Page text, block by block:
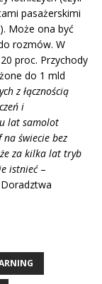
pasażerskimi
Może ona być
rozmów. W
proc. Przychody
do 1 mld
z łącznością
i
lat samolot
świecie bez
za kilka lat tryb
istnieć –